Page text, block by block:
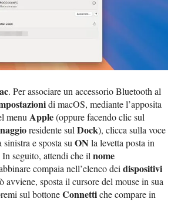
. Per associare un accessorio Bluetooth al
di macOS, mediante l’apposita
menuApple(oppure facendo clic sul
residente sulDock), clicca sulla voce
sinistra e sposta suON la levetta posta in
In seguito, attendi che ilnome
compaia nell’elenco deidispositivi
avviene, sposta il cursore del mouse in sua
sul bottoneConnettiche compare in